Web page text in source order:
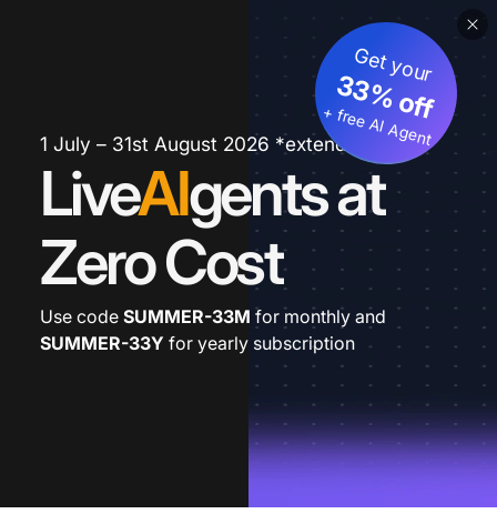
1 July – 31st August 2026 *extended
LiveAIgents at
Zero Cost
Get your
33% off
+ free AI Agent
Use code SUMMER-33M for monthly and
SUMMER-33Y for yearly subscription